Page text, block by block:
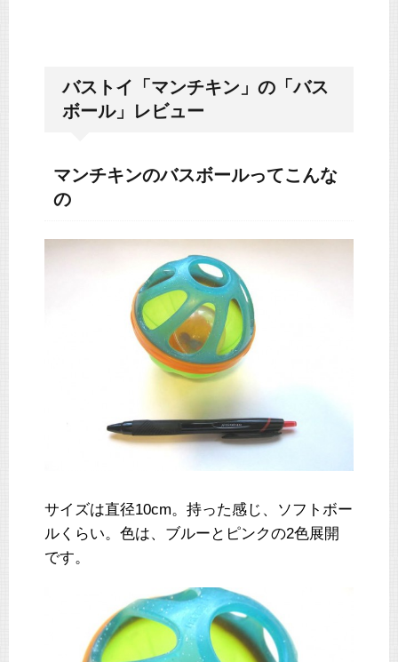
バストイ「マンチキン」の「バス
ボール」レビュー
マンチキンのバスボールってこんな
の
サイズは直径10cm。持った感じ、ソフトボー
ルくらい。色は、ブルーとピンクの2色展開
です。